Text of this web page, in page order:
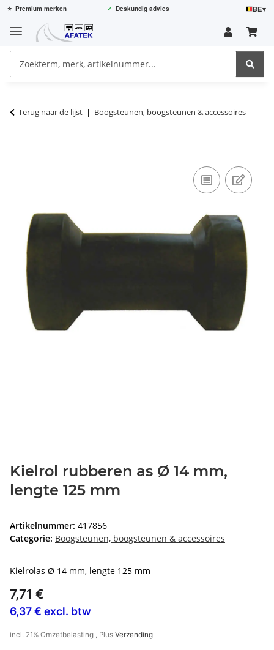
⭐ Premium merken ✓ Deskundig advies BE▾
Terug naar de lijst Boogsteunen, boogsteunen & accessoires
Kielrol rubberen as Ø 14 mm,
lengte 125 mm
Artikelnummer: 417856
Categorie: Boogsteunen, boogsteunen & accessoires
Kielrolas Ø 14 mm, lengte 125 mm
7,71 €
6,37 € excl. btw
incl. 21% Omzetbelasting , Plus Verzending